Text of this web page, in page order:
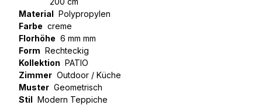
Material Polypropylen
Farbe creme
Florhöhe 6 mm mm
Form Rechteckig
Kollektion PATIO
Zimmer Outdoor / Küche
Muster Geometrisch
Stil Modern Teppiche